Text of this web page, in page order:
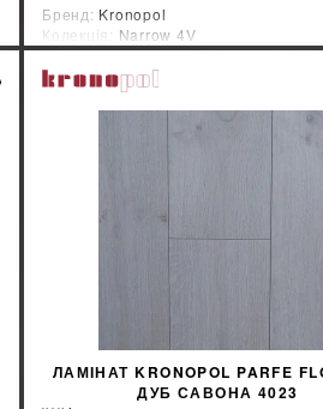
Бренд: Kronopol
Колекція: Narrow 4V
Країна-виробник:Швейцария
ЛАМІНАТ KRONOPOL PARFE
ДУБ САВОНА 4023